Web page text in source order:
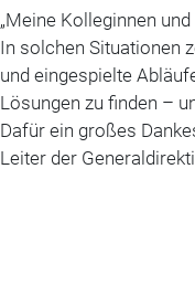
„Meine Kolleginnen
In solchen Situationen
und eingespielte
Lösungen zu finden –
Dafür ein großes
Leiter der